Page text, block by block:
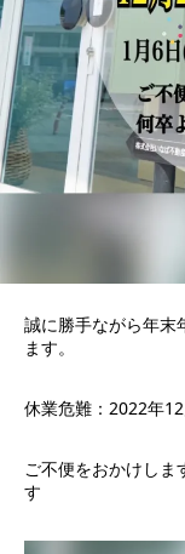
誠に勝手ながら年末
ます。
休業危難：2022年
ご不便をおかけしま
す